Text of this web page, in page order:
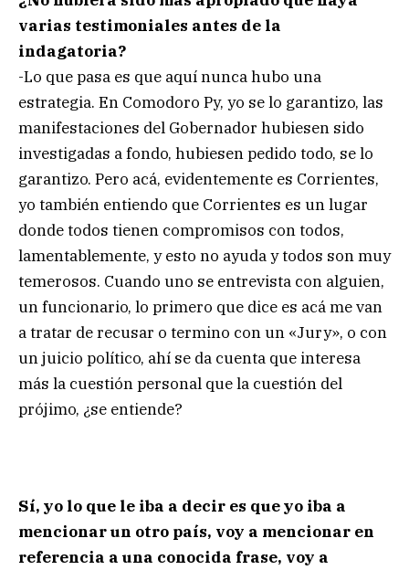
varias testimoniales antes de la
indagatoria?
-Lo que pasa es que aquí nunca hubo una
estrategia. En Comodoro Py, yo se lo garantizo, las
manifestaciones del Gobernador hubiesen sido
investigadas a fondo, hubiesen pedido todo, se lo
garantizo. Pero acá, evidentemente es Corrientes,
yo también entiendo que Corrientes es un lugar
donde todos tienen compromisos con todos,
lamentablemente, y esto no ayuda y todos son muy
temerosos. Cuando uno se entrevista con alguien,
un funcionario, lo primero que dice es acá me van
a tratar de recusar o termino con un «Jury», o con
un juicio político, ahí se da cuenta que interesa
más la cuestión personal que la cuestión del
prójimo, ¿se entiende?
Sí, yo lo que le iba a decir es que yo iba a
mencionar un otro país, voy a mencionar en
referencia a una conocida frase, voy a